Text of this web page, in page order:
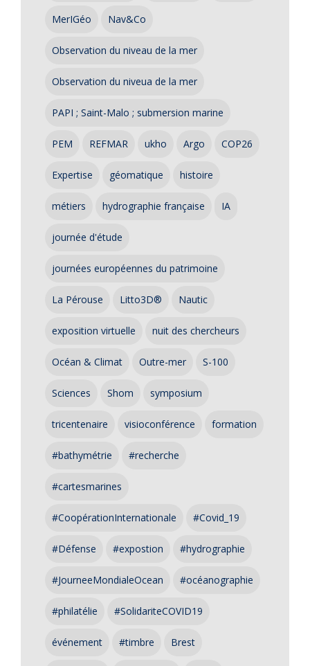
MerIGéo Nav&Co
Observation du niveau de la mer
Observation du niveua de la mer
PAPI ; Saint-Malo ; submersion marine
PEM REFMAR ukho Argo COP26
Expertise géomatique histoire
métiers hydrographie française IA
journée d'étude
journées européennes du patrimoine
La Pérouse Litto3D® Nautic
exposition virtuelle nuit des chercheurs
Océan & Climat Outre-mer S-100
Sciences Shom symposium
tricentenaire visioconférence formation
#bathymétrie #recherche
#cartesmarines
#CoopérationInternationale #Covid_19
#Défense #expostion #hydrographie
#JourneeMondialeOcean #océanographie
#philatélie #SolidariteCOVID19
événement #timbre Brest